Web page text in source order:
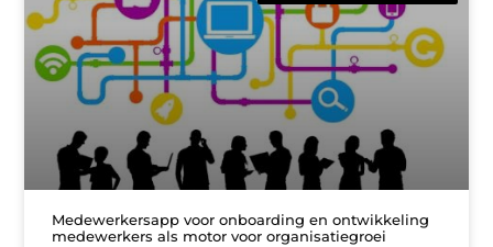
Medewerkersapp voor onboarding en ontwikkeling
medewerkers als motor voor organisatiegroei